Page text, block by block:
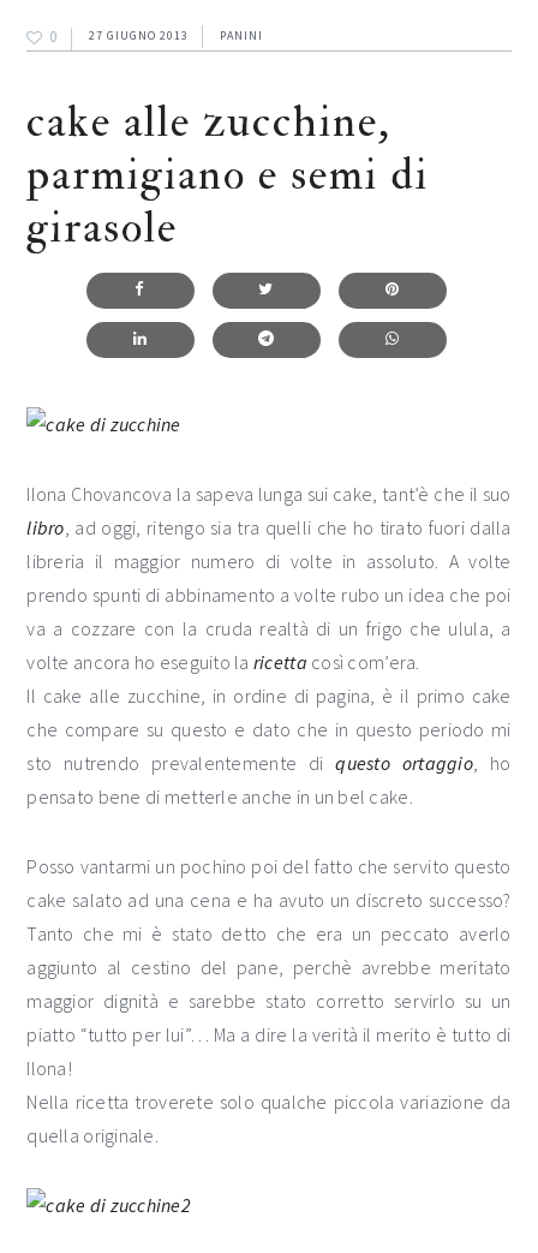
0 27 GIUGNO 2013 PANINI
cake alle zucchine,
parmigiano e semi di
girasole
Ilona Chovancova la sapeva lunga sui cake, tant’è che il suo
libro, ad oggi, ritengo sia tra quelli che ho tirato fuori dalla
libreria il maggior numero di volte in assoluto. A volte
prendo spunti di abbinamento a volte rubo un idea che poi
va a cozzare con la cruda realtà di un frigo che ulula, a
volte ancora ho eseguito la ricetta così com’era.
Il cake alle zucchine, in ordine di pagina, è il primo cake
che compare su questo e dato che in questo periodo mi
sto nutrendo prevalentemente diquesto ortaggio, ho
pensato bene di metterle anche in un bel cake.
Posso vantarmi un pochino poi del fatto che servito questo
cake salato ad una cena e ha avuto un discreto successo?
Tanto che mi è stato detto che era un peccato averlo
aggiunto al cestino del pane, perchè avrebbe meritato
maggior dignità e sarebbe stato corretto servirlo su un
piatto “tutto per lui”… Ma a dire la verità il merito è tutto di
Ilona!
Nella ricetta troverete solo qualche piccola variazione da
quella originale.